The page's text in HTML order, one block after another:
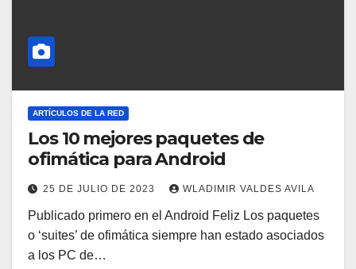
ARTÍCULOS DE LA RED
Los 10 mejores paquetes de
ofimática para Android
25 DE JULIO DE 2023 WLADIMIR VALDES AVILA
Publicado primero en el Android Feliz Los paquetes
o ‘suites’ de ofimática siempre han estado asociados
a los PC de…